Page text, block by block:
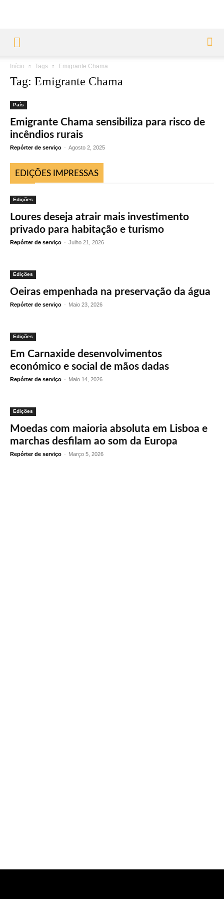
Início Tags Emigrante Chama
Tag: Emigrante Chama
País
Emigrante Chama sensibiliza para risco de
incêndios rurais
Repórter de serviço - Agosto 2, 2025
EDIÇÕES IMPRESSAS
Edições
Loures deseja atrair mais investimento
privado para habitação e turismo
Repórter de serviço - Julho 21, 2026
Edições
Oeiras empenhada na preservação da água
Repórter de serviço - Maio 23, 2026
Edições
Em Carnaxide desenvolvimentos
económico e social de mãos dadas
Repórter de serviço - Maio 14, 2026
Edições
Moedas com maioria absoluta em Lisboa e
marchas desfilam ao som da Europa
Repórter de serviço - Março 5, 2026